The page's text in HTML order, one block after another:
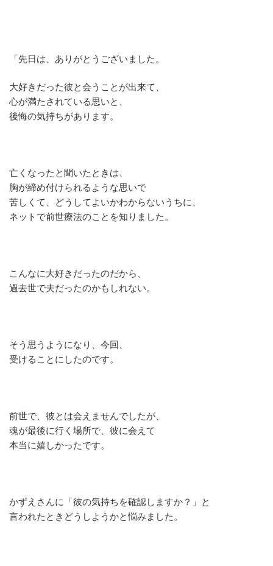
「先日は、ありがとうございました。
大好きだった彼と会うことが出来て、
心が満たされている思いと、
後悔の気持ちがあります。
亡くなったと聞いたときは、
胸が締め付けられるような思いで
苦しくて、どうしてよいかわからないうちに、
ネットで前世療法のことを知りました。
こんなに大好きだったのだから、
過去世で夫だったのかもしれない。
そう思うようになり、今回、
受けることにしたのです。
前世で、彼とは会えませんでしたが、
魂が最後に行く場所で、彼に会えて
本当に嬉しかったです。
かずえさんに「彼の気持ちを確認しますか？」と
言われたときどうしようかと悩みました。